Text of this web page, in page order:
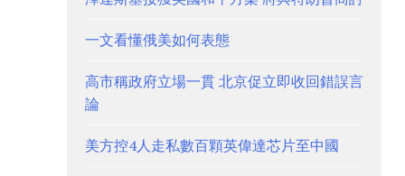
一文看懂俄美如何表態
高市稱政府立場一貫 北京促立即收回錯誤言
論
美方控4人走私數百顆英偉達芯片至中國